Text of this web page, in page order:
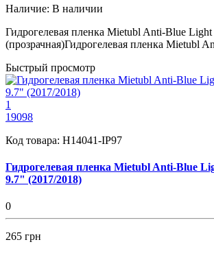
Наличие: В наличии
Гидрогелевая пленка Mietubl Anti-Blue
(прозрачная)Гидрогелевая пленка Mietubl
Быстрый просмотр
1
19098
Код товара: H14041-IP97
Гидрогелевая пленка Mietubl Anti-Blue
9.7" (2017/2018)
0
265 грн